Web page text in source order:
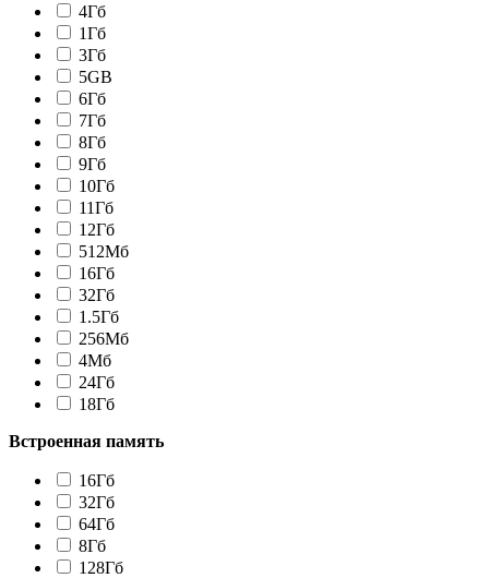
4Гб
1Гб
3Гб
5GB
6Гб
7Гб
8Гб
9Гб
10Гб
11Гб
12Гб
512Мб
16Гб
32Гб
1.5Гб
256Мб
4Мб
24Гб
18Гб
Встроенная память
16Гб
32Гб
64Гб
8Гб
128Гб